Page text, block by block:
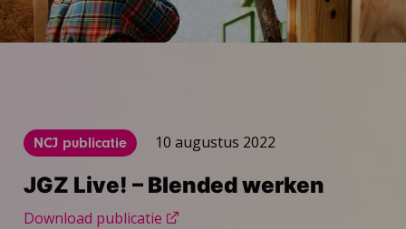
NCJ publicatie 10 augustus 2022
JGZ Live! – Blended werken
Download publicatie